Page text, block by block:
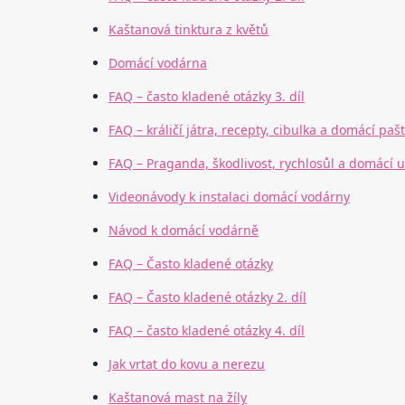
Kaštanová tinktura z květů
Domácí vodárna
FAQ – často kladené otázky 3. díl
FAQ – králičí játra, recepty, cibulka a domácí
FAQ – Praganda, škodlivost, rychlosůl a domácí
Videonávody k instalaci domácí vodárny
Návod k domácí vodárně
FAQ – Často kladené otázky
FAQ – Často kladené otázky 2. díl
FAQ – často kladené otázky 4. díl
Jak vrtat do kovu a nerezu
Kaštanová mast na žíly